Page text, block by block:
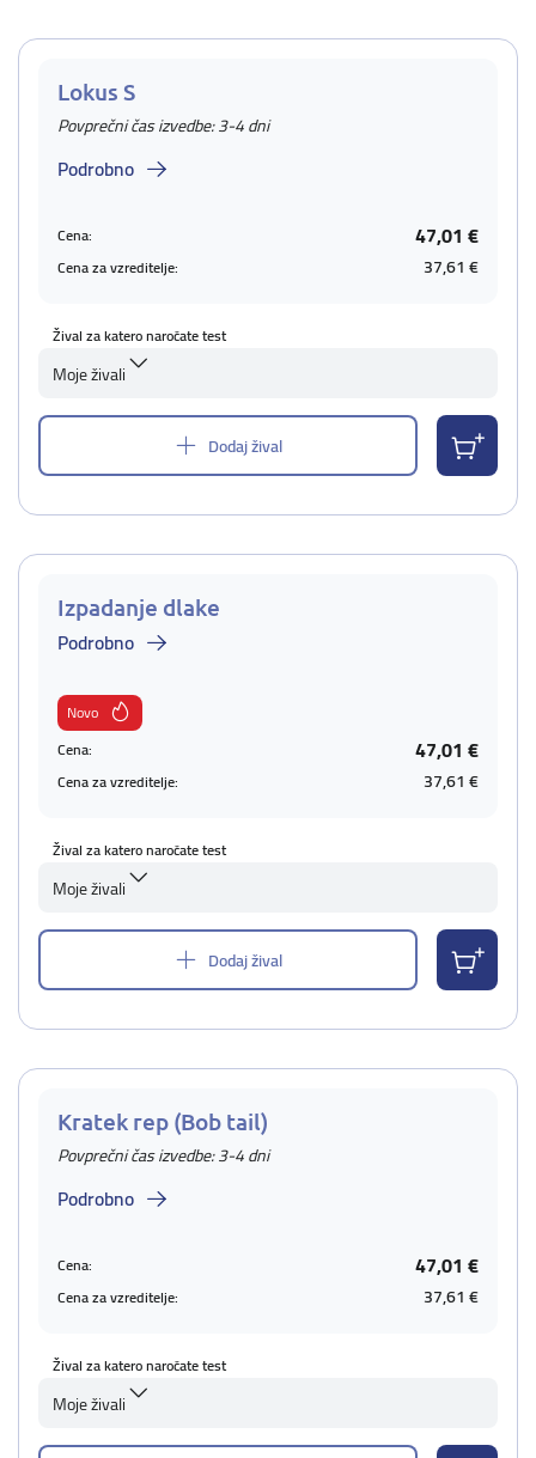
Lokus S
Povprečni čas izvedbe: 3-4 dni
Podrobno
Cena: 47,01 €
Cena za vzreditelje: 37,61 €
Žival za katero naročate test
Moje živali
Dodaj žival
Izpadanje dlake
Podrobno
Novo
Cena:
47,01 €
Cena za vzreditelje: 37,61 €
Žival za katero naročate test
Moje živali
Dodaj žival
Kratek rep (Bob tail)
Povprečni čas izvedbe: 3-4 dni
Podrobno
Cena: 47,01 €
Cena za vzreditelje: 37,61 €
Žival za katero naročate test
Moje živali